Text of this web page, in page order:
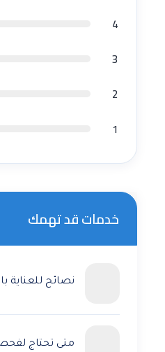
4
3
2
1
خدمات قد تهمك
نصائح للعناية
متى تحتاج